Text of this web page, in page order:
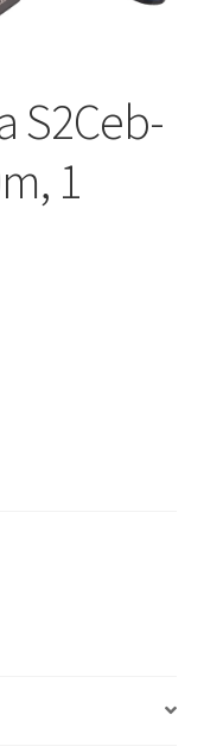
S2Ceb-
1